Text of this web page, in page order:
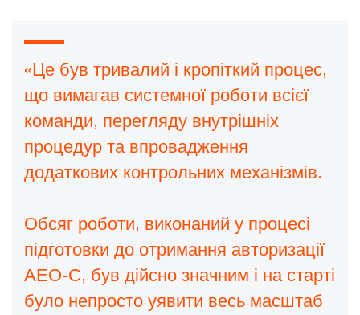
«Це був тривалий і кропіткий процес,
що вимагав системної роботи всієї
команди, перегляду внутрішніх
процедур та впровадження
додаткових контрольних механізмів.
Обсяг роботи, виконаний у процесі
підготовки до отримання авторизації
АЕО-С, був дійсно значним і на старті
було непросто уявити весь масштаб